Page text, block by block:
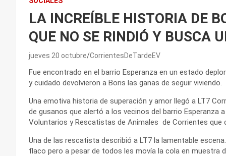
LA INCREÍBLE HISTORIA DE
QUE NO SE RINDIÓ Y BUSCA
jueves 20 octubre CorrientesDeTardeEV
Fue encontrado en el barrio Esperanza en un estado
y cuidado devolvieron a Boris las ganas de seguir viviendo.
Una emotiva historia de superación y amor llegó a LT7
de gusanos que alertó a los vecinos del barrio Esperanza
Voluntarios y Rescatistas de Animales de Corrientes que
Una de las rescatista describió a LT7 la lamentable
flaco pero a pesar de todos les movía la cola en muestra